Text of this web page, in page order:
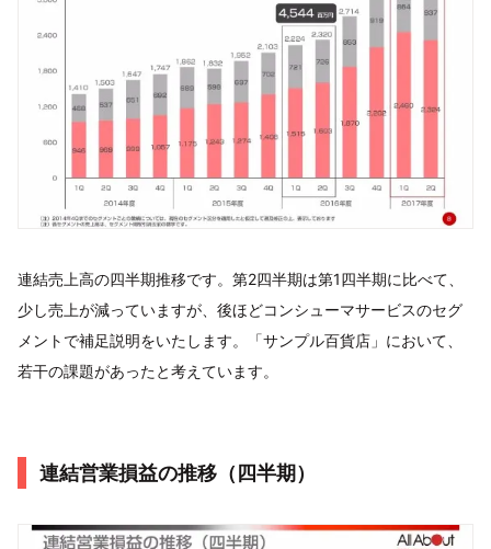
連結売上高の四半期推移です。第2四半期は第1四半期に比べて、
少し売上が減っていますが、後ほどコンシューマサービスのセグ
メントで補足説明をいたします。「サンプル百貨店」において、
若干の課題があったと考えています。
連結営業損益の推移（四半期）